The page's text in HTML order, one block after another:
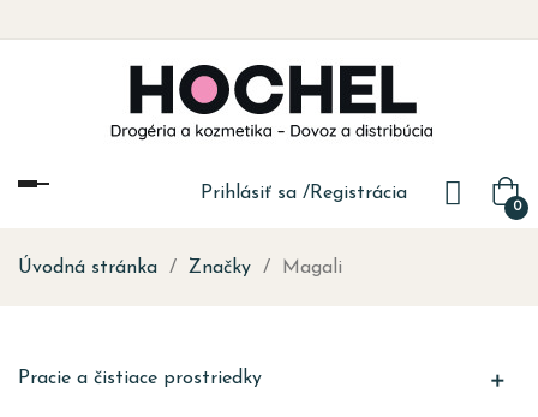
Prihlásiť sa /Registrácia
0
Toggle
Úvodná stránka Značky Magali
Pracie a čistiace prostriedky 